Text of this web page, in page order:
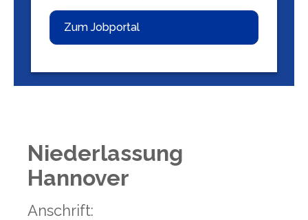
Zum Jobportal
Niederlassung
Hannover
Anschrift: